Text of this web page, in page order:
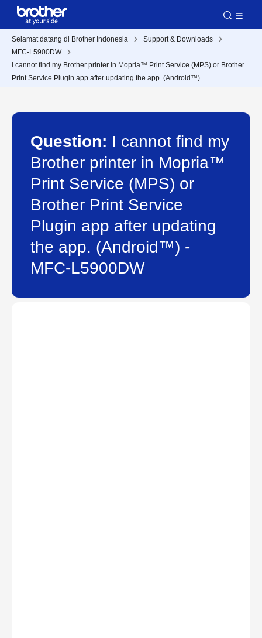
Selamat datang di Brother Indonesia
Support & Downloads
MFC-L5900DW
I cannot find my Brother printer in Mopria™ Print Service (MPS) or Brother
Print Service Plugin app after updating the app. (Android™)
Question: I cannot find my
Brother printer in Mopria™
Print Service (MPS) or
Brother Print Service
Plugin app after updating
the app. (Android™) -
MFC-L5900DW